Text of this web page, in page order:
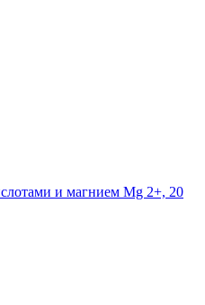
и магнием Mg 2+, 20